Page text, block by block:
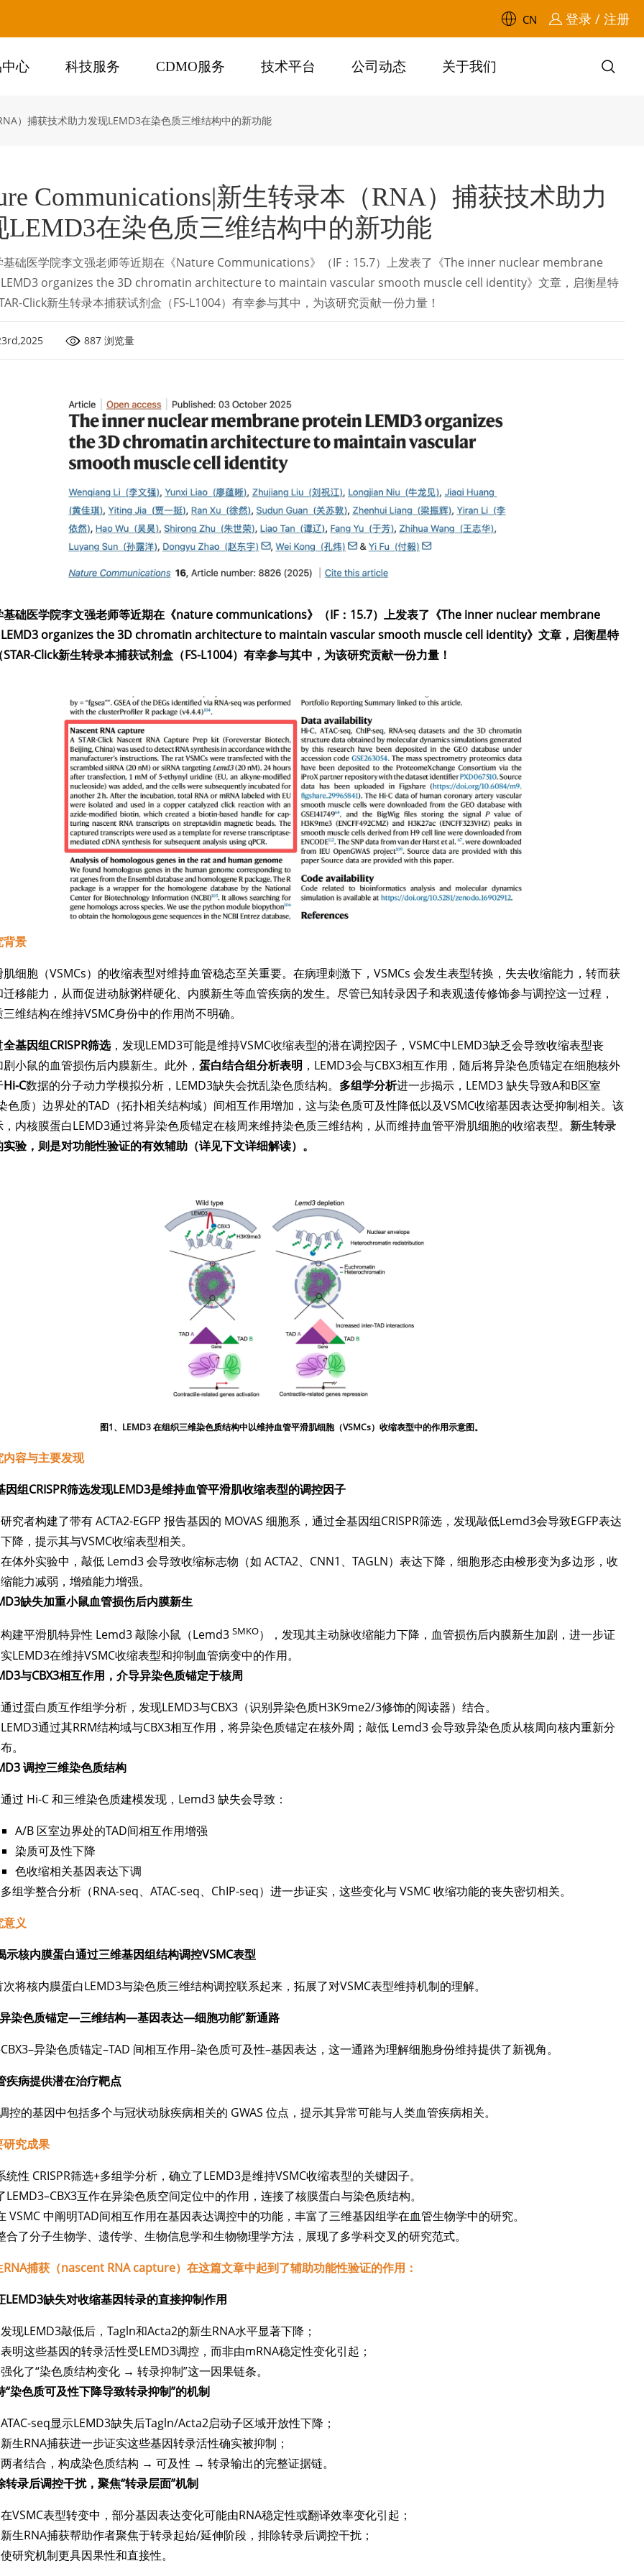
CN 登录 / 注册
心 科技服务 CDMO服务 技术平台 公司动态 关于我们
）捕获技术助力发现LEMD3在染色质三维结构中的新功能
Communications|新生转录本（RNA）捕获技术助力
LEMD3在染色质三维结构中的新功能
基础医学院李文强老师等近期在《Nature Communications》（IF：15.7）上发表了《The inner nuclear membrane
organizes the 3D chromatin architecture to maintain vascular smooth muscle cell identity》文章，启衡星特
Click新生转录本捕获试剂盒（FS-L1004）有幸参与其中，为该研究贡献一份力量！
887 浏览量
基础医学院李文强老师等近期在《nature communications》（IF：15.7）上发表了《The inner nuclear membrane
organizes the 3D chromatin architecture to maintain vascular smooth muscle cell identity》文章 ， 启衡星特
Click新生转录本捕获试剂盒（FS-L1004）有幸参与其中，为该研究贡献一份力量！
背景
肌细胞（VSMCs）的收缩表型对维持血管稳态至关重要。在病理刺激下，VSMCs 会发生表型转换，失去收缩能力，转而获
移能力，从而促进动脉粥样硬化、内膜新生等血管疾病的发生。尽管已知转录因子和表观遗传修饰参与调控这一过程，
维结构在维持VSMC身份中的作用尚不明确。
全基因组CRISPR筛选，发现LEMD3可能是维持VSMC收缩表型的潜在调控因子，VSMC中LEMD3缺乏会导致收缩表型丧
剧小鼠的血管损伤后内膜新生。此外，蛋白结合组分析表明 ，LEMD3会与CBX3相互作用，随后将异染色质锚定在细胞核外
Hi-C数据的分子动力学模拟分析，LEMD3缺失会扰乱染色质结构。 多组学分析进一步揭示，LEMD3 缺失导致A和B区室
色质）边界处的TAD（拓扑相关结构域）间相互作用增加，这与染色质可及性降低以及VSMC收缩基因表达受抑制相关。该
，内核膜蛋白LEMD3通过将异染色质锚定在核周来维持染色质三维结构，从而维持血管平滑肌细胞的收缩表型。新生转录
实验，则是对功能性验证的有效辅助（详见下文详细解读）。
图1、LEMD3 在组织三维染色质结构中以维持血管平滑肌细胞（VSMCs）收缩表型中的作用示意图。
内容与主要发现
因组CRISPR筛选发现LEMD3是维持血管平滑肌收缩表型的调控因子
研究者构建了带有 ACTA2-EGFP 报告基因的 MOVAS 细胞系，通过全基因组CRISPR筛选，发现敲低Lemd3会导致EGFP表达
下降，提示其与VSMC收缩表型相关。
在体外实验中，敲低 Lemd3 会导致收缩标志物（如 ACTA2、CNN1、TAGLN）表达下降，细胞形态由梭形变为多边形，收
缩能力减弱，增殖能力增强。
缺失加重小鼠血管损伤后内膜新生
构建平滑肌特异性 Lemd3 敲除小鼠（Lemd3SMKO），发现其主动脉收缩能力下降，血管损伤后内膜新生加剧，进一步证
实LEMD3在维持VSMC收缩表型和抑制血管病变中的作用。
与CBX3相互作用，介导异染色质锚定于核周
通过蛋白质互作组学分析，发现LEMD3与CBX3（识别异染色质H3K9me2/3修饰的阅读器）结合。
LEMD3通过其RRM结构域与CBX3相互作用，将异染色质锚定在核外周；敲低 Lemd3 会导致异染色质从核周向核内重新分
布。
调控三维染色质结构
通过 Hi-C 和三维染色质建模发现，Lemd3 缺失会导致：
A/B 区室边界处的TAD间相互作用增强
染质可及性下降
色收缩相关基因表达下调
多组学整合分析（RNA-seq、ATAC-seq、ChIP-seq）进一步证实，这些变化与 VSMC 收缩功能的丧失密切相关。
意义
示核内膜蛋白通过三维基因组结构调控VSMC表型
将核内膜蛋白LEMD3与染色质三维结构调控联系起来，拓展了对VSMC表型维持机制的理解。
染色质锚定—三维结构—基因表达—细胞功能”新通路
异染色质锚定–TAD 间相互作用–染色质可及性–基因表达，这一通路为理解细胞身份维持提供了新视角。
疾病提供潜在治疗靶点
控的基因中包括多个与冠状动脉疾病相关的 GWAS 位点，提示其异常可能与人类血管疾病相关。
研究成果
统性 CRISPR筛选+多组学分析，确立了LEMD3是维持VSMC收缩表型的关键因子。
LEMD3–CBX3互作在异染色质空间定位中的作用，连接了核膜蛋白与染色质结构。
VSMC 中阐明TAD间相互作用在基因表达调控中的功能，丰富了三维基因组学在血管生物学中的研究。
合了分子生物学、遗传学、生物信息学和生物物理学方法，展现了多学科交叉的研究范式。
RNA捕获（nascent RNA capture）在这篇文章中起到了辅助功能性验证的作用：
LEMD3缺失对收缩基因转录的直接抑制作用
发现LEMD3敲低后，Tagln和Acta2的新生RNA水平显著下降；
表明这些基因的转录活性受LEMD3调控，而非由mRNA稳定性变化引起；
强化了“染色质结构变化 → 转录抑制”这一因果链条。
“染色质可及性下降导致转录抑制”的机制
ATAC-seq显示LEMD3缺失后Tagln/Acta2启动子区域开放性下降；
新生RNA捕获进一步证实这些基因转录活性确实被抑制；
两者结合，构成染色质结构 → 可及性 → 转录输出的完整证据链。
转录后调控干扰，聚焦“转录层面”机制
在VSMC表型转变中，部分基因表达变化可能由RNA稳定性或翻译效率变化引起；
新生RNA捕获帮助作者聚焦于转录起始/延伸阶段，排除转录后调控干扰；
使研究机制更具因果性和直接性。